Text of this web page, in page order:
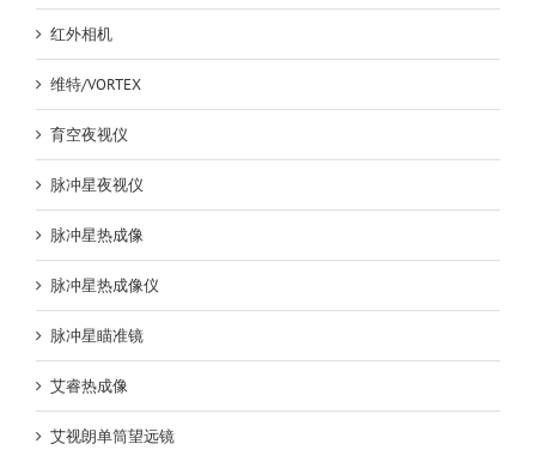
红外相机
维特/VORTEX
育空夜视仪
脉冲星夜视仪
脉冲星热成像
脉冲星热成像仪
脉冲星瞄准镜
艾睿热成像
艾视朗单筒望远镜